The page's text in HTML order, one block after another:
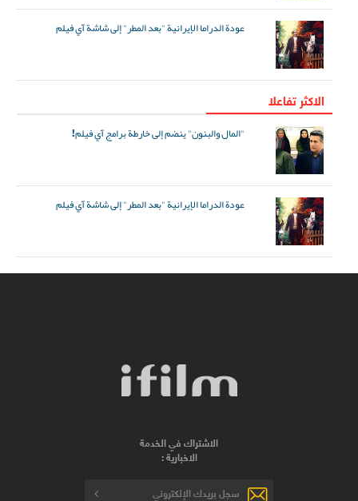
عودة الدراما الإيرانية "بعد المطر" إلى شاشة آي فيلم
الاکثر تفاعلا
"المال والبنون" ينضم إلى خارطة برامج آي فيلم!
عودة الدراما الإيرانية "بعد المطر" إلى شاشة آي فيلم
الاشتراك في الخدمة
الاخبارية :